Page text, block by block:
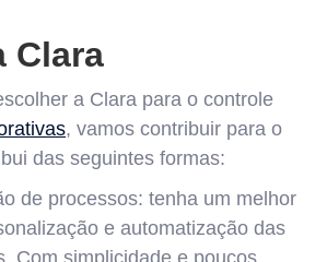
Clara
a Clara para o controle
, vamos contribuir para o
das seguintes formas:
de processos: tenha um melhor
e automatização das